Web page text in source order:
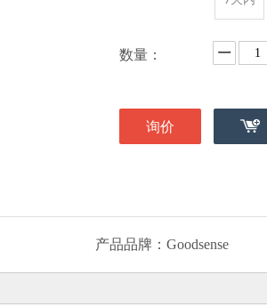
数量：
询价
产品品牌： Goodsense